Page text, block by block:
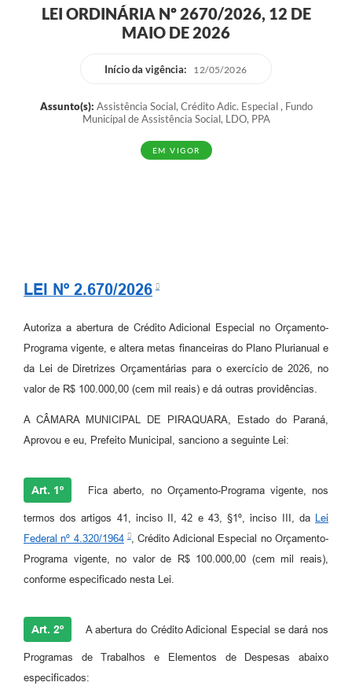
LEI ORDINÁRIA Nº 2670/2026, 12 DE
MAIO DE 2026
Início da vigência: 12/05/2026
Assunto(s): Assistência Social, Crédito Adic. Especial , Fundo
Municipal de Assistência Social, LDO, PPA
EM VIGOR
LEI Nº 2.670/2026
Autoriza a abertura de Crédito Adicional Especial no Orçamento-
Programa vigente, e altera metas financeiras do Plano Plurianual e
da Lei de Diretrizes Orçamentárias para o exercício de 2026, no
valor de R$ 100.000,00 (cem mil reais) e dá outras providências.
A CÂMARA MUNICIPAL DE PIRAQUARA, Estado do Paraná,
Aprovou e eu, Prefeito Municipal, sanciono a seguinte Lei:
Art. 1º Fica aberto, no Orçamento-Programa vigente, nos
termos dos artigos 41, inciso II, 42 e 43, §1º, inciso III, da Lei
Federal nº 4.320/1964 , Crédito Adicional Especial no Orçamento-
Programa vigente, no valor de R$ 100.000,00 (cem mil reais),
conforme especificado nesta Lei.
Art. 2º A abertura do Crédito Adicional Especial se dará nos
Programas de Trabalhos e Elementos de Despesas abaixo
especificados: